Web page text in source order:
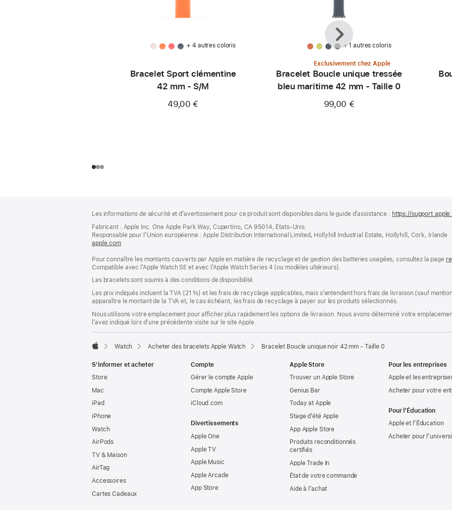
+ 4 autres coloris
Bracelet Sport clémentine
42 mm - S/M
49,00 €
+ 1 autres coloris
Exclusivement chez Apple
Bracelet Boucle unique tressée
bleu maritime 42 mm - Taille 0
99,00 €
Précédent
Suivant
de
page
de
bas
de
page
Les informations de sécurité et d’avertissement pour ce produit sont disponibles dans le guide d’assistance : https://
Fabricant : Apple Inc. One Apple Park Way, Cupertino, CA 95014, États-Unis.
Responsable pour l’Union européenne : Apple Distribution International Limited, Hollyhill Industrial Estate, Hollyhill, Cork, Irlande
apple.com(s’ouvre
une
nouvelle
Pour connaître les montants couverts par Apple en matière de recyclage et de gestion des batteries usagées, consultez la page
Compatible avec l’Apple Watch SE et avec l’Apple Watch Series 4 (ou modèles ultérieurs).
Les bracelets sont soumis à des conditions de disponibilité.
Les prix indiqués incluent la TVA (21 %) et les frais de recyclage applicables, mais s’entendent hors frais de livraison (sauf
apparaître le montant de la TVA et, le cas échéant, les frais de recyclage à payer sur les produits sélectionnés.
Nous utilisons votre emplacement pour afficher plus rapidement les options de livraison. Nous avons déterminé votre
l’avez indiqué lors d’une précédente visite sur le site Apple.
Watch Acheter des bracelets Apple Watch Bracelet Boucle unique noir 42 mm - Taille 0
S’informer et acheter
Store
Mac
iPad
iPhone
Watch
AirPods
TV & Maison
AirTag
Accessoires
Cartes Cadeaux
Compte
Gérer le compte Apple
Compte Apple Store
iCloud.com
Divertissements
Apple One
Apple TV
Apple Music
Apple Arcade
App Store
Apple Store
Trouver un Apple Store
Genius Bar
Today at Apple
Stage d’été Apple
App Apple Store
Produits reconditionnés
certifiés
Apple Trade In
État de votre commande
Aide à l’achat
Pour les entreprises
Apple et les
Acheter pour votre
Pour l’Éducation
Apple et l’Éducation
Acheter pour